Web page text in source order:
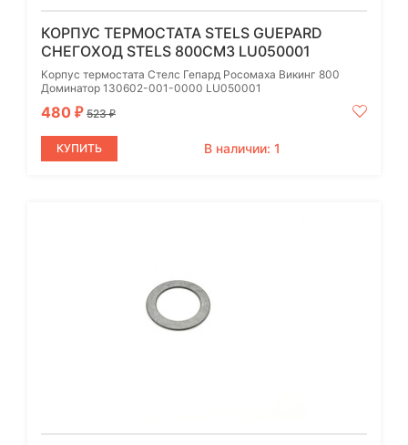
КОРПУС ТЕРМОСТАТА STELS GUEPARD
СНЕГОХОД STELS 800СМ3 LU050001
Корпус термостата Стелс Гепард Росомаха Викинг 800
Доминатор 130602-001-0000 LU050001
480 ₽ 523₽
КУПИТЬ В наличии: 1